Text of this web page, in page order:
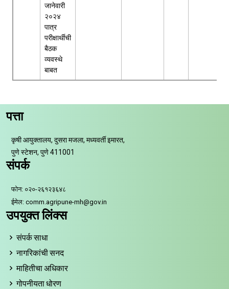
जानेवारी
२०२४
पात्र
परीक्षार्थीची
बैठक
व्यवस्थे
बाबत
पत्ता
कृषी आयुक्तालय, दुसरा मजला, मध्यवर्ती इमारत,
पुणे स्टेशन, पुणे 411001
संपर्क
फोन: ०२०-२६१२३६४८
ईमेल: comm.agripune-mh@gov.in
उपयुक्त लिंक्स
संपर्क साधा
नागरिकांची सनद
माहितीचा अधिकार
गोपनीयता धोरण